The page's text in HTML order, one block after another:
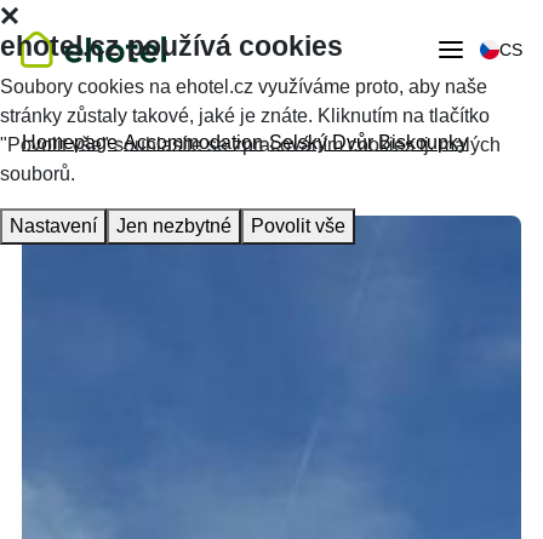
CS
Homepage Accommodation Selský Dvůr Biskoupky
ehotel.cz používá cookies
Soubory cookies na ehotel.cz využíváme proto, aby naše
stránky zůstaly takové, jaké je znáte. Kliknutím na tlačítko
"Povolit vše" souhlasíte se zpracováním cookies tj. malých
souborů.
Nastavení Jen nezbytné Povolit vše